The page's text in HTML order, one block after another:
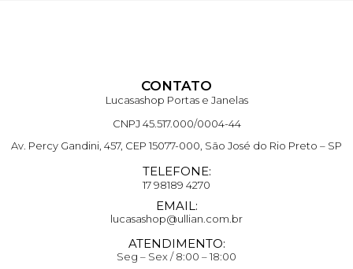
CONTATO
Lucasashop Portas e Janelas
CNPJ 45.517.000/0004-44
Av. Percy Gandini, 457, CEP 15077-000, São José do Rio Preto – SP
TELEFONE:
17 98189 4270
EMAIL:
lucasashop@ullian.com.br
ATENDIMENTO:
Seg – Sex / 8:00 – 18:00